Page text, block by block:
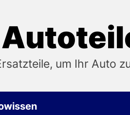
um Ihr Auto